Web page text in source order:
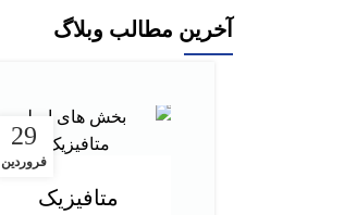
آخرین مطالب وبلاگ
29
فروردین
متافیزیک